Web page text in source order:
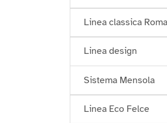
Linea classica
Linea design
Sistema Mensola
Linea Eco Felce